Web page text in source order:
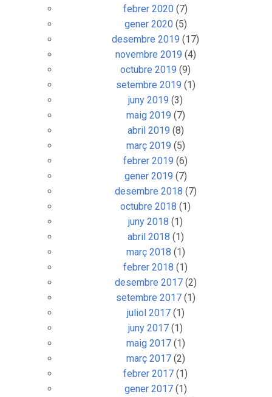
febrer 2020 (7)
gener 2020(5)
desembre 2019 (17)
novembre 2019 (4)
octubre 2019 (9)
setembre 2019 (1)
juny 2019 (3)
maig 2019 (7)
abril 2019 (8)
març 2019 (5)
febrer 2019 (6)
gener 2019 (7)
desembre 2018 (7)
octubre 2018 (1)
juny 2018 (1)
abril 2018 (1)
març 2018 (1)
febrer 2018 (1)
desembre 2017(2)
setembre 2017(1)
juliol 2017(1)
juny 2017 (1)
maig 2017(1)
març 2017(2)
febrer 2017 (1)
gener 2017(1)